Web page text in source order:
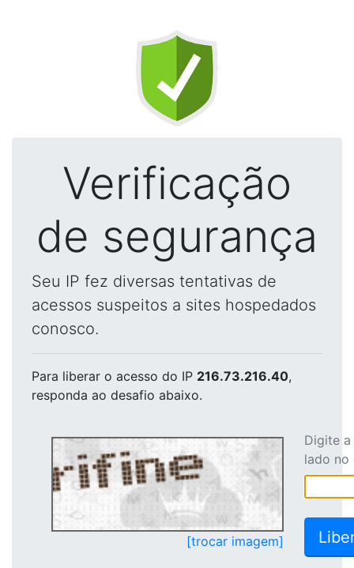
Verificação
de segurança
Seu IP fez diversas tentativas de
acessos suspeitos a sites hospedados
conosco.
Para liberar o acesso do IP 216.73.216.40,
responda ao desafio abaixo.
[trocar imagem]
Digite
lado no